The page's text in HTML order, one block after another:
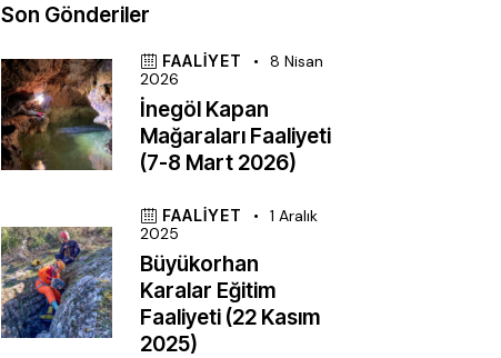
Son Gönderiler
FAALIYET
8 Nisan
2026
İnegöl Kapan
Mağaraları Faaliyeti
(7-8 Mart 2026)
FAALIYET
1 Aralık
2025
Büyükorhan
Karalar Eğitim
Faaliyeti (22 Kasım
2025)